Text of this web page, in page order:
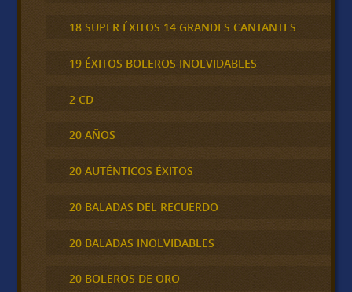
18 SUPER ÉXITOS 14 GRANDES CANTANTES
19 ÉXITOS BOLEROS INOLVIDABLES
2 CD
20 AÑOS
20 AUTÉNTICOS ÉXITOS
20 BALADAS DEL RECUERDO
20 BALADAS INOLVIDABLES
20 BOLEROS DE ORO